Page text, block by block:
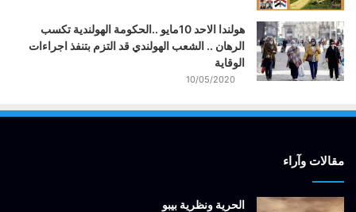
هولندا الاحد 10مايو ..الحكومة الهولندية تكسب
الرهان .. الشعب الهولندي قد التزم بتنفذ اجراءات
الوقاية
10/05/2020
مقالات وآراء
الحرية ونظرية بيبو